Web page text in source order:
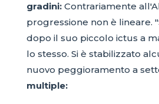
gradini:Contrariamente
progressione non è lineare.
dopo il suo piccolo ictus a
lo stesso. Si è stabilizzato
nuovo peggioramento a
multiple: